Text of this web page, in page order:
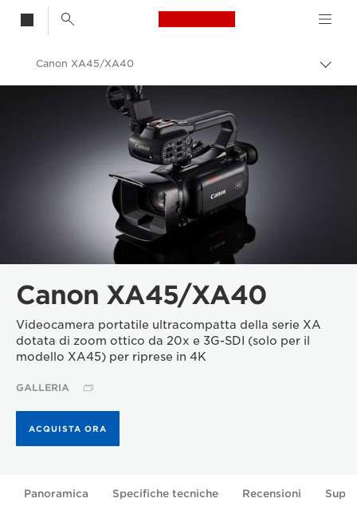
Canon Logo, back
Canon XA45/XA40
Canon XA45/XA40
Videocamera portatile ultracompatta della serie XA
dotata di zoom ottico da 20x e 3G-SDI (solo per il
modello XA45) per riprese in 4K
GALLERIA
ACQUISTA ORA
Panoramica Specifiche tecniche Recensioni